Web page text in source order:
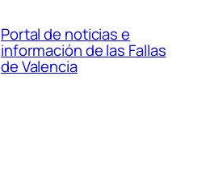
Portal de noticias e
información de las Fallas
de Valencia